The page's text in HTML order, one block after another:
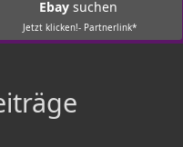
Ebay suchen
Jetzt klicken!- Partnerlink*